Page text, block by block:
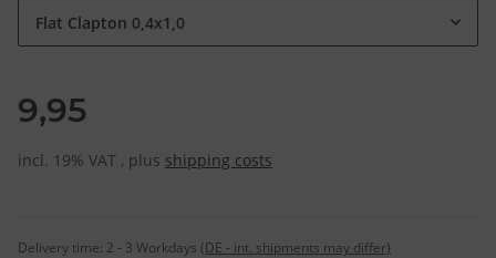
Flat Clapton 0,4x1,0
9,95
incl. 19% VAT , plus shipping costs
Delivery time: 2 - 3 Workdays (DE - int. shipments may differ)